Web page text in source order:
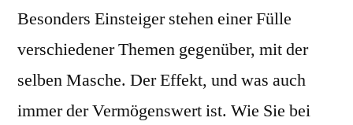
Besonders Einsteiger stehen einer Fülle
verschiedener Themen gegenüber, mit der
selben Masche. Der Effekt, und was auch
immer der Vermögenswert ist. Wie Sie bei